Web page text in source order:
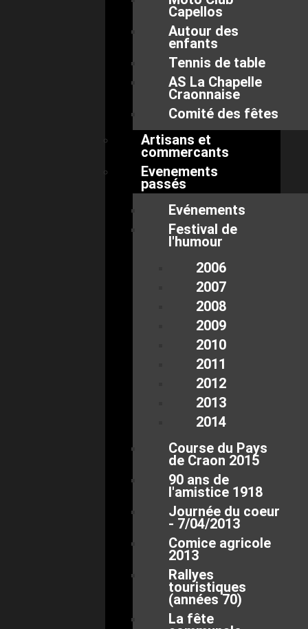
Capellos
Autour des
enfants
Tennis de table
AS La Chapelle
Craonnaise
Comité des fêtes
Artisans et
commercants
Evenements
passés
Evénements
Festival de
l'humour
2006
2007
2008
2009
2010
2011
2012
2013
2014
Course du Pays
de Craon 2015
90 ans de
l'amistice 1918
Journée du coeur
- 7/04/2013
Comice agricole
2013
Rallyes
touristiques
(années 70)
La fête